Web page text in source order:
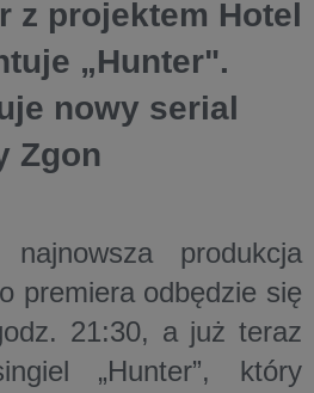
z projektem Hotel
„Hunter".
nowy serial
Zgon
produkcja
premiera odbędzie się
21:30, a już teraz
„Hunter”, który